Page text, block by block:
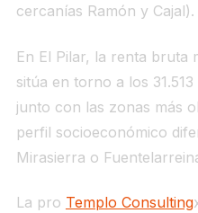
cercanías Ramón y Cajal).
En El Pilar, la renta bruta
sitúa en torno a los
junto con las zonas más
perfil socioeconómico
Mirasierra o
La pro Templo Consulting